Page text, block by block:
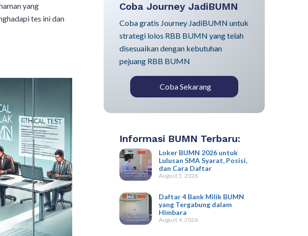
yang
tes ini dan
Coba Journey JadiBUMN
Coba gratis Journey JadiBUMN untuk
strategi lolos RBB BUMN yang telah
disesuaikan dengan kebutuhan
pejuang RBB BUMN
Coba Sekarang
Informasi BUMN Terbaru:
Loker BUMN 2026 untuk
Lulusan SMA Syarat, Posisi,
dan Cara Daftar
August 5, 2026
Daftar 4 Bank Milik BUMN
yang Tergabung dalam
Himbara
August 4, 2026